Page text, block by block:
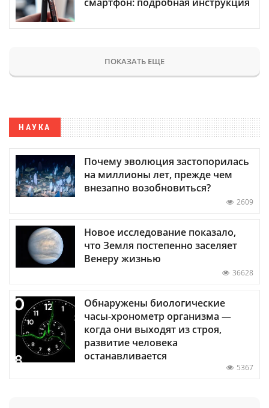
ПОКАЗАТЬ ЕЩЕ
НАУКА
Почему эволюция застопорилась
на миллионы лет, прежде чем
внезапно возобновиться?
2609
Новое исследование показало,
что Земля постепенно заселяет
Венеру жизнью
36628
Обнаружены биологические
часы-хронометр организма —
когда они выходят из строя,
развитие человека
останавливается
5367